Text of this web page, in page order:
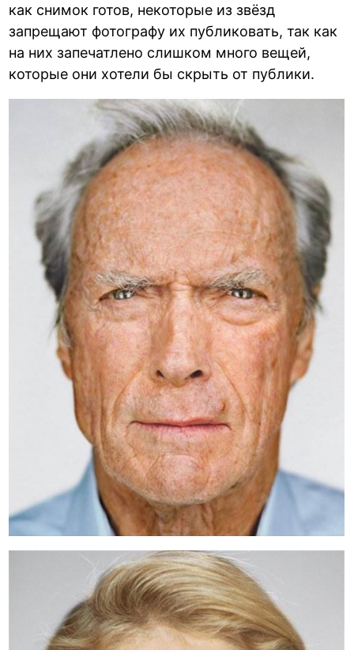
как снимок готов, некоторые из звёзд
запрещают фотографу их публиковать, так как
на них запечатлено слишком много вещей,
которые они хотели бы скрыть от публики.